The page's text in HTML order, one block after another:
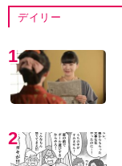
デイリー
1
2